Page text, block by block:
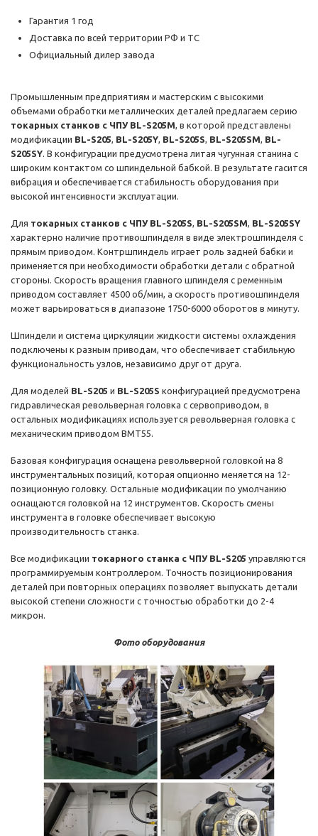
Гарантия 1 год
Доставка по всей территории РФ и ТС
Официальный дилер завода
Промышленным предприятиям и мастерским с высокими
объемами обработки металлических деталей предлагаем серию
токарных станков с ЧПУ BL-S205M, в которой представлены
модификации BL-S205, BL-S205Y, BL-S205S, BL-S205SM, BL-
S205SY. В конфигурации предусмотрена литая чугунная станина с
широким контактом со шпиндельной бабкой. В результате гасится
вибрация и обеспечивается стабильность оборудования при
высокой интенсивности эксплуатации.
Для токарных станков с ЧПУ BL-S205S, BL-S205SM, BL-S205SY
характерно наличие противошпинделя в виде электрошпинделя с
прямым приводом. Контршпиндель играет роль задней бабки и
применяется при необходимости обработки детали с обратной
стороны. Скорость вращения главного шпинделя с ременным
приводом составляет 4500 об/мин, а скорость противошпинделя
может варьироваться в диапазоне 1750-6000 оборотов в минуту.
Шпиндели и система циркуляции жидкости системы охлаждения
подключены к разным приводам, что обеспечивает стабильную
функциональность узлов, независимо друг от друга.
Для моделей BL-S205 и BL-S205S конфигурацией предусмотрена
гидравлическая револьверная головка с сервоприводом, в
остальных модификациях используется револьверная головка с
механическим приводом BMT55.
Базовая конфигурация оснащена револьверной головкой на 8
инструментальных позиций, которая опционно меняется на 12-
позиционную головку. Остальные модификации по умолчанию
оснащаются головкой на 12 инструментов. Скорость смены
инструмента в головке обеспечивает высокую
производительность станка.
Все модификации токарного станка с ЧПУ BL-S205 управляются
программируемым контроллером. Точность позиционирования
деталей при повторных операциях позволяет выпускать детали
высокой степени сложности с точностью обработки до 2-4
микрон.
Фото оборудования